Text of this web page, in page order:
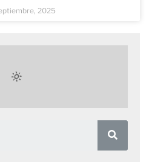
2025